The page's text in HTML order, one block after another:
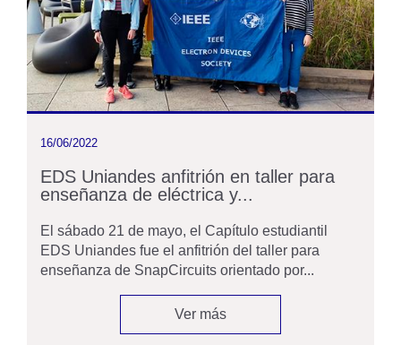
16/06/2022
EDS Uniandes anfitrión en taller para
enseñanza de eléctrica y...
El sábado 21 de mayo, el Capítulo estudiantil
EDS Uniandes fue el anfitrión del taller para
enseñanza de SnapCircuits orientado por...
Ver más